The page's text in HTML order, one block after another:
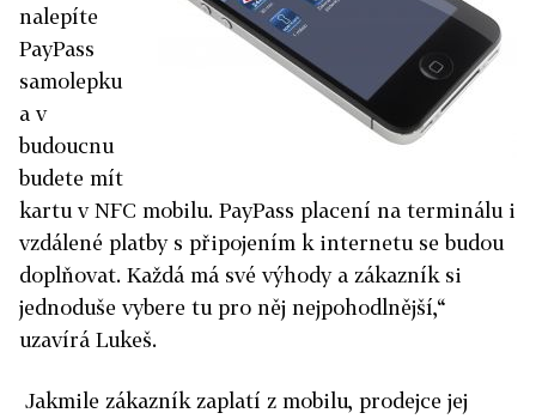
nalepíte
PayPass
samolepku
a v
budoucnu
budete mít
kartu v NFC mobilu. PayPass placení na terminálu i
vzdálené platby s připojením k internetu se budou
doplňovat. Každá má své výhody a zákazník si
jednoduše vybere tu pro něj nejpohodlnější,“
uzavírá Lukeš.
Jakmile zákazník zaplatí z mobilu, prodejce jej